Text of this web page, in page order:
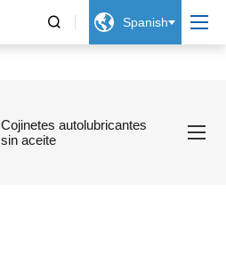
  Spanish
Cojinetes autolubricantes
sin aceite